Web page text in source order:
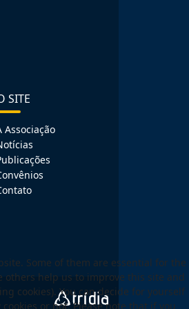
SITE
Associação
Some of them are essential for the
others help us to improve this site and
cookies). You can decide for yourself
or not. Please note that if you